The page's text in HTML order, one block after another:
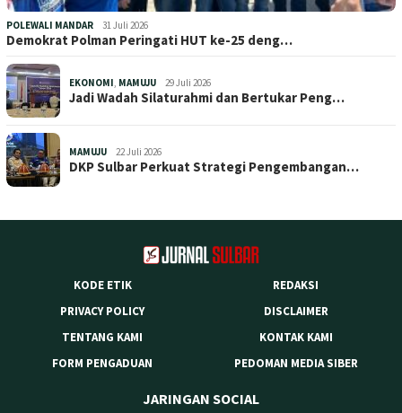
POLEWALI MANDAR 31 Juli 2026
Demokrat Polman Peringati HUT ke-25 deng…
EKONOMI, MAMUJU 29 Juli 2026
Jadi Wadah Silaturahmi dan Bertukar Peng…
MAMUJU 22 Juli 2026
DKP Sulbar Perkuat Strategi Pengembangan…
KODE ETIK
REDAKSI
PRIVACY POLICY
DISCLAIMER
TENTANG KAMI
KONTAK KAMI
FORM PENGADUAN
PEDOMAN MEDIA SIBER
JARINGAN SOCIAL